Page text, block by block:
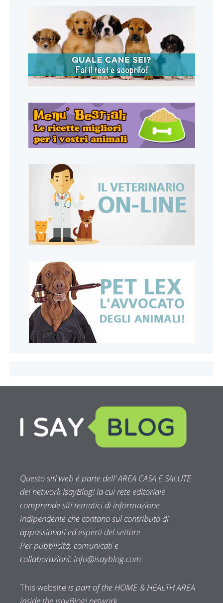
Questo siti web è parte dell’ AREA CASA E SALUTE
del network IsayBlog! la cui rete editoriale
comprende siti tematici di informazione
indipendente che contano sul contributo di
appassionati ed esperti del settore.
Per pubblicità, comunicati e
collaborazioni: info@isayblog.com
This website is part of the HOME & HEALTH AREA
inside the IsayBlog! network